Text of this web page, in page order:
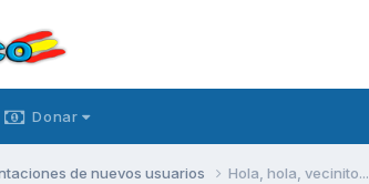
Donar
de nuevos usuarios Hola, hola, vecinito...